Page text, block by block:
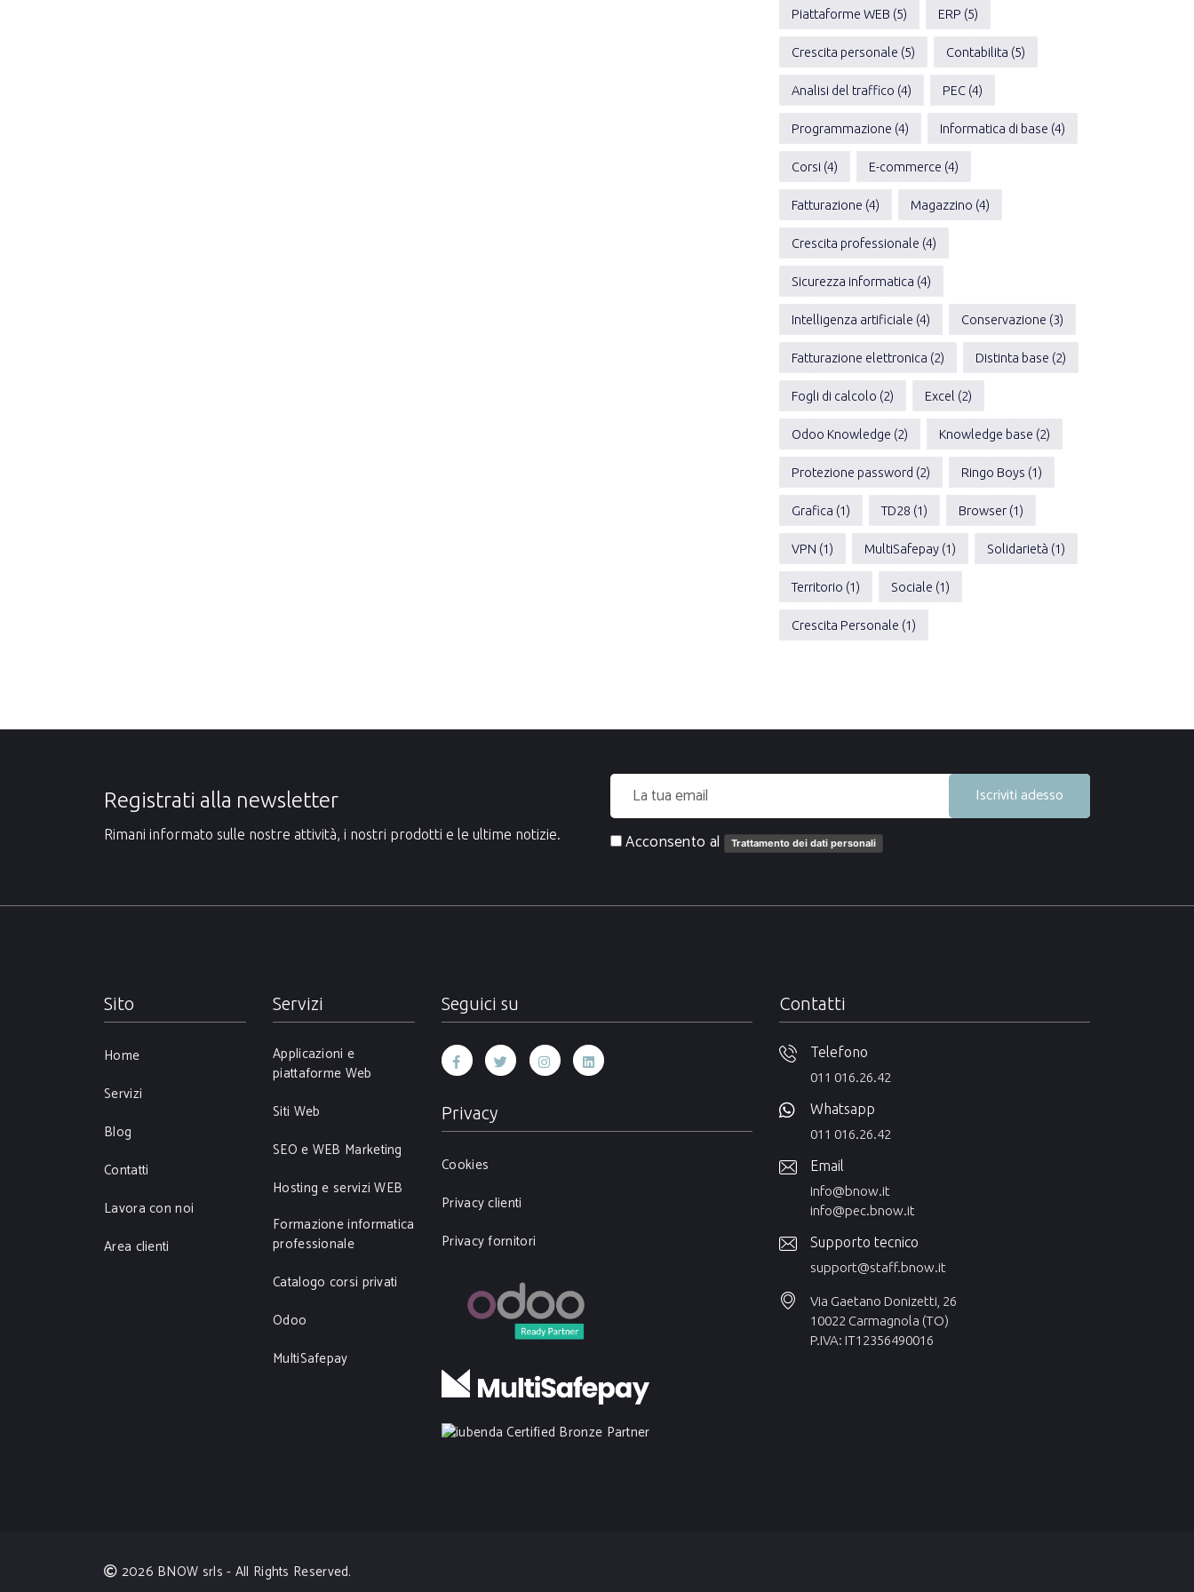
Piattaforme WEB (5) ERP (5)
Crescita personale (5) Contabilita (5)
Analisi del traffico (4) PEC (4)
Programmazione (4) Informatica di base (4)
Corsi (4) E-commerce (4)
Fatturazione (4) Magazzino (4)
Crescita professionale (4)
Sicurezza informatica (4)
Intelligenza artificiale (4) Conservazione (3)
Fatturazione elettronica (2) Distinta base (2)
Fogli di calcolo (2) Excel (2)
Odoo Knowledge (2) Knowledge base (2)
Protezione password (2) Ringo Boys (1)
Grafica (1) TD28 (1) Browser (1)
VPN (1) MultiSafepay (1) Solidarietà (1)
Territorio (1) Sociale (1)
Crescita Personale (1)
Registrati alla newsletter
Rimani informato sulle nostre attività, i nostri prodotti e le ultime notizie.
Iscriviti adesso
Acconsento al Trattamento dei dati personali
Sito
Home
Servizi
Blog
Contatti
Lavora con noi
Area clienti
Servizi
Applicazioni e
piattaforme Web
Siti Web
SEO e WEB Marketing
Hosting e servizi WEB
Formazione informatica
professionale
Catalogo corsi privati
Odoo
MultiSafepay
Seguici su
Privacy
Cookies
Privacy clienti
Privacy fornitori
Contatti
Telefono
011 016.26.42
Whatsapp
011 016.26.42
Email
info@bnow.it
info@pec.bnow.it
Supporto tecnico
support@staff.bnow.it
Via Gaetano Donizetti, 26
10022 Carmagnola (TO)
P.IVA: IT12356490016
2026 BNOW srls - All Rights Reserved.